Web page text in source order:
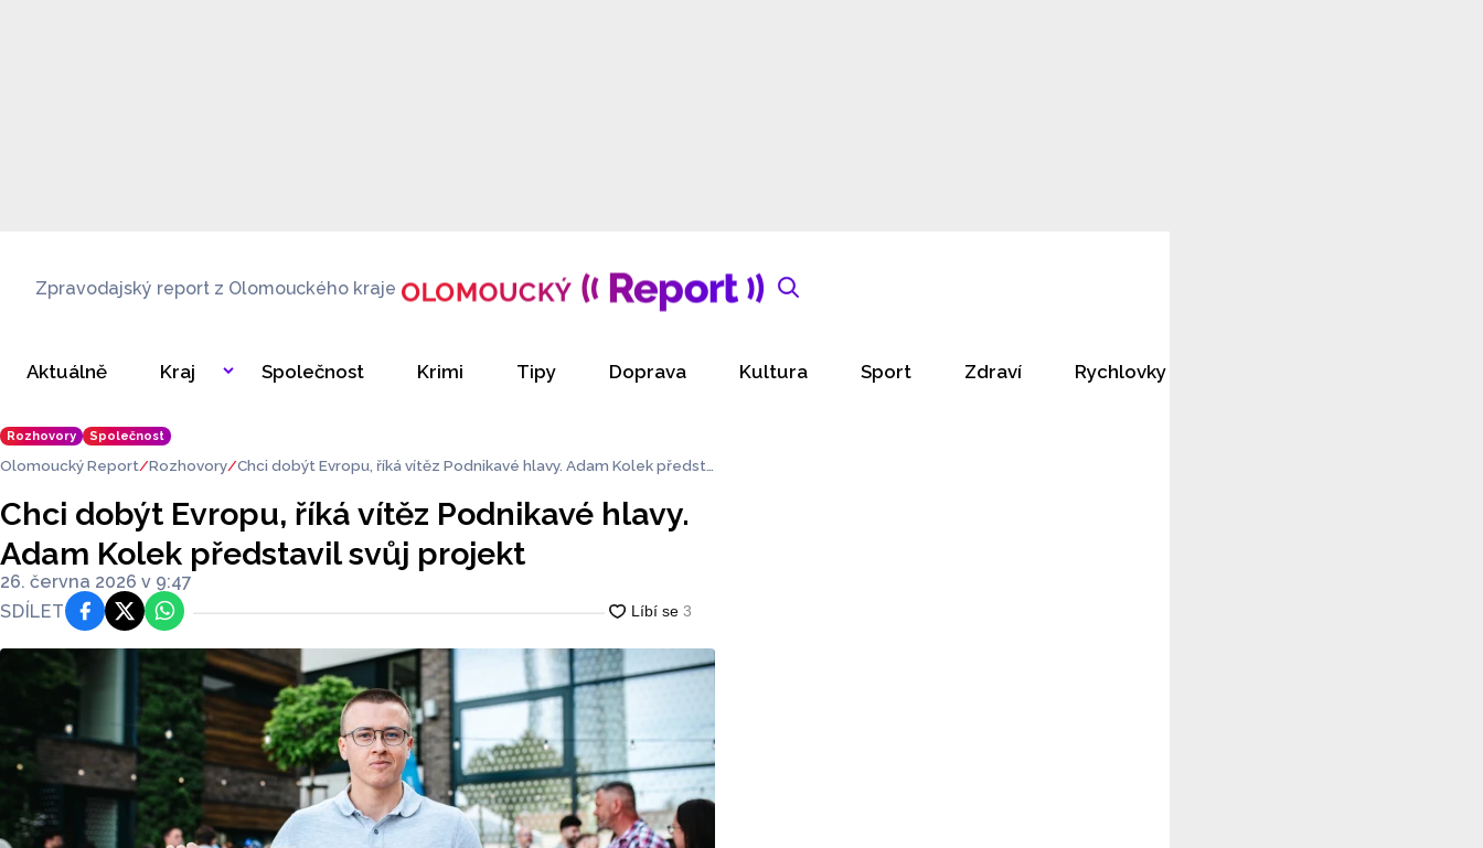
Zpravodajský report z Olomouckého kraje
Aktuálně Kraj Společnost Krimi Tipy Doprava Kultura Sport Zdraví Rychlovky
Rozhovory Společnost
Olomoucký Report Rozhovory Chci dobýt Evropu, říká vítěz Podnikavé hlavy. Adam Kolek předsta
Chci dobýt Evropu, říká vítěz Podnikavé hlavy.
Adam Kolek představil svůj projekt
26. června 2026 v 9:47
SDÍLET
FacebookPlatforma X
WhatsApp